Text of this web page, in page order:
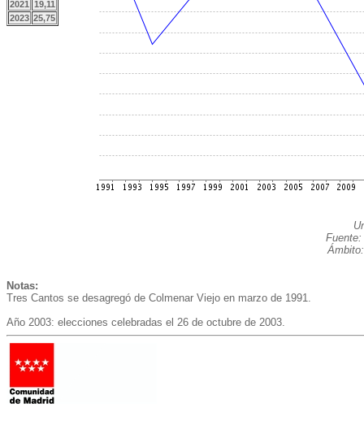
2021 19,11
2023 25,75
Fuente:
Notas:
Tres Cantos se desagregó de Colmenar Viejo en marzo de 1991.
Año 2003: elecciones celebradas el 26 de octubre de 2003.